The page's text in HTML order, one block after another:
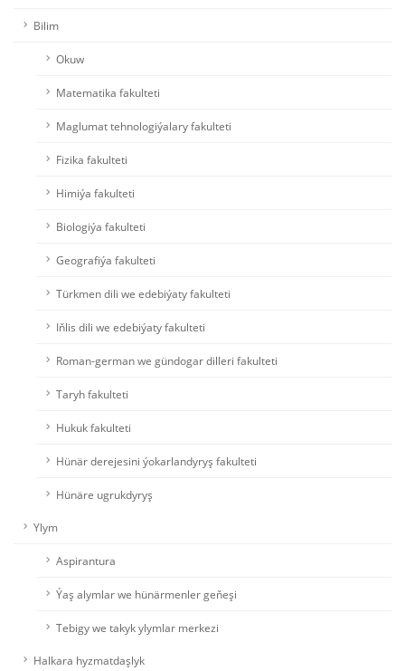
Bilim
Okuw
Matematika fakulteti
Maglumat tehnologiýalary fakulteti
Fizika fakulteti
Himiýa fakulteti
Biologiýa fakulteti
Geografiýa fakulteti
Türkmen dili we edebiýaty fakulteti
Iňlis dili we edebiýaty fakulteti
Roman-german we gündogar dilleri fakulteti
Taryh fakulteti
Hukuk fakulteti
Hünär derejesini ýokarlandyryş fakulteti
Hünäre ugrukdyryş
Ylym
Aspirantura
Ýaş alymlar we hünärmenler geňeşi
Tebigy we takyk ylymlar merkezi
Halkara hyzmatdaşlyk